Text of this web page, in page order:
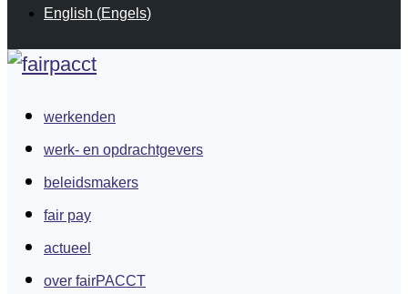
English (Engels)
werkenden
werk- en opdrachtgevers
beleidsmakers
fair pay
actueel
over fairPACCT